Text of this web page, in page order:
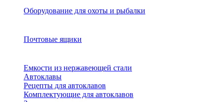
Оборудование для охоты и рыбалки
Почтовые ящики
Емкости из нержавеющей стали
Автоклавы
Рецепты для автоклавов
Комплектующие для автоклавов